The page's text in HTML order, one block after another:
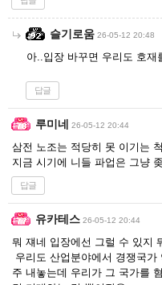
슬기로움 26-05-12 20:48
아..입장 바꾸면 우리도 호재
답글
루미네 26-05-12 20:44
삼전 노조는 적당히 못 이기는
지금 시기에 니들 파업은 그냥
답글
유카테스 26-05-12 20:44
뭐 쟤네 입장에선 그럴 수 있지
우리도 산업분야에서 경쟁국
주 내놓는데 우리가 그 국가를